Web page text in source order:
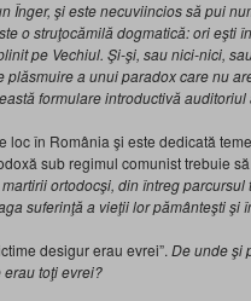
Înger, şi este necuviincios să pui
o struţocămilă dogmatică: ori
pe Vechiul. Şi-şi, sau nici-nici,
plăsmuirea unui paradoxcare nu
formulare introductivă auditoriul
loc în România şi este dedicată
sub regimul comunist trebuie
ortodocşi, din întreg
suferinţă a vieţii lor pământeşti şi
desigur erau evrei”. De unde şi
toţi evrei?